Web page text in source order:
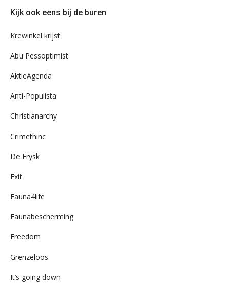
ons
Kijk ook eens bij de buren
Krewinkel krijst
Abu Pessoptimist
AktieAgenda
Anti-Populista
Christianarchy
Crimethinc
De Frysk
Exit
Fauna4life
Faunabescherming
Freedom
Grenzeloos
It’s going down